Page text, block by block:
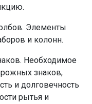
Элементы
и колонн.
Необходимое
знаков,
и долговечность
рытья и